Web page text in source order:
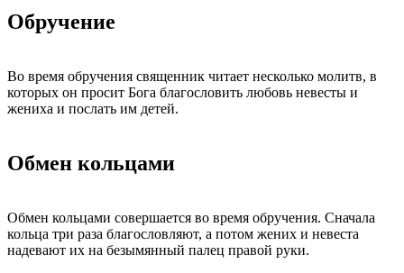
Обручение
Во время обручения священник читает несколько молитв, в
которых он просит Бога благословить любовь невесты и
жениха и послать им детей.
Обмен кольцами
Обмен кольцами совершается во время обручения. Сначала
кольца три раза благословляют, а потом жених и невеста
надевают их на безымянный палец правой руки.